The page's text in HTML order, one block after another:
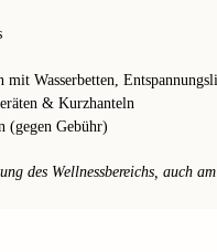
mit Wasserbetten,
& Kurzhanteln
(gegen Gebühr)
des Wellnessbereichs, auch